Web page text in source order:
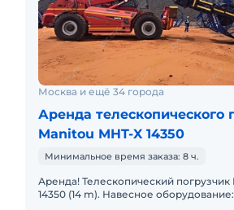
Москва и ещё 34 города
Аренда телескопического
Manitou MHT-X 14350
Минимальное время заказа: 8 ч.
Аренда! Телескопический погрузчик
14350 (14 m). Навесное